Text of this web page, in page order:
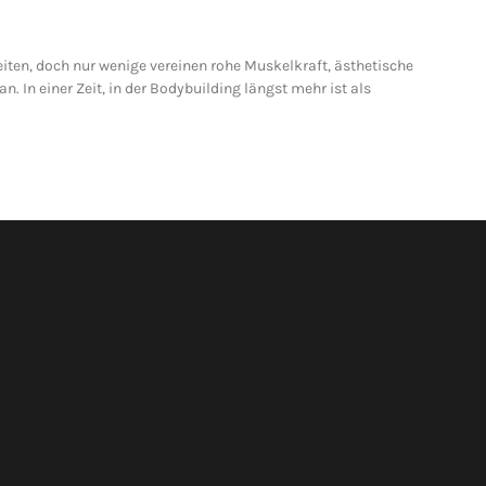
doch nur wenige vereinen rohe Muskelkraft, ästhetische
In einer Zeit, in der Bodybuilding längst mehr ist als